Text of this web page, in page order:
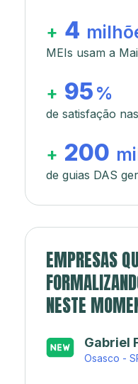
+ 4
MEIs usam a
+ 95 %
de satisfação
+ 200
de guias DAS
EMPRESAS
NESTE
Japa’s
Rio de